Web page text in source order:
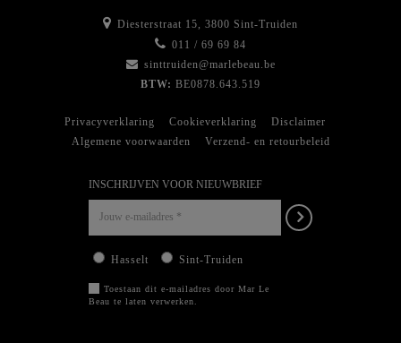
Diesterstraat 15, 3800 Sint-Truiden
011 / 69 69 84
sinttruiden@marlebeau.be
BTW: BE0878.643.519
Privacyverklaring Cookieverklaring
Disclaimer
Algemene voorwaarden
Verzend- en retourbeleid
INSCHRIJVEN VOOR NIEUWBRIEF
Hasselt Sint-Truiden
Toestaan dit e-mailadres door Mar Le
Beau te laten verwerken.